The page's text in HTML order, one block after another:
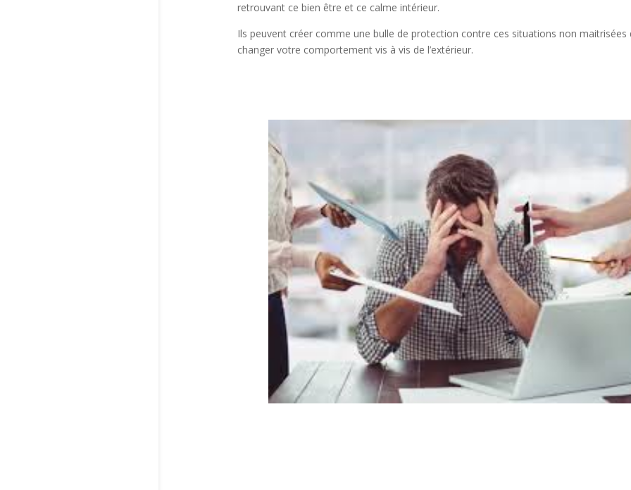
retrouvant ce bien être et ce calme intérieur.
Ils peuvent créer comme une bulle de protection contre ces situations non maitrisées
changer votre comportement vis à vis de l’extérieur.